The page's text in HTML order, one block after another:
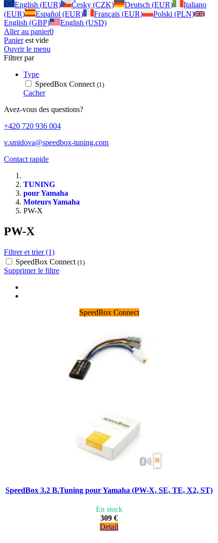
English (EUR)
Česky (CZK) Deutsch (EUR)
Italiano
(EUR)
Español (EUR) Français (EUR)
Polski (PLN)
English (GBP)
English (USD)
Aller au panier0
Panierest vide
Ouvrir le menu
Filtrer par
Type
SpeedBox Connect (1)
Cacher
Avez-vous des questions?
+420 720 936 004
v.smidova@speedbox-tuning.com
Contact rapide
TUNING
pour Yamaha
Moteurs Yamaha
PW-X
PW-X
Filtrer et trier (1)
SpeedBox Connect (1)
Supprimer le filtre
SpeedBox Connect
SpeedBox 3.2 B.Tuning pour Yamaha (PW-X, SE, TE, X2, ST)
En stock
309 €
Detail